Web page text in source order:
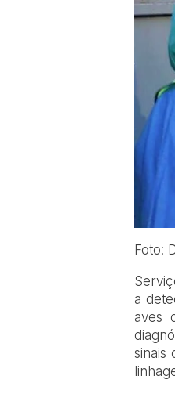
Foto:
a
aves
sinais